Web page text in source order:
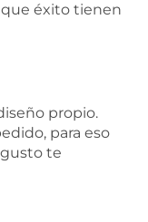
que éxito tienen
propio.
para eso
te